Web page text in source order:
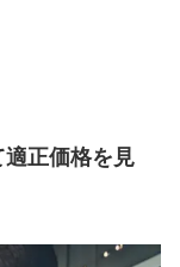
正価格を見